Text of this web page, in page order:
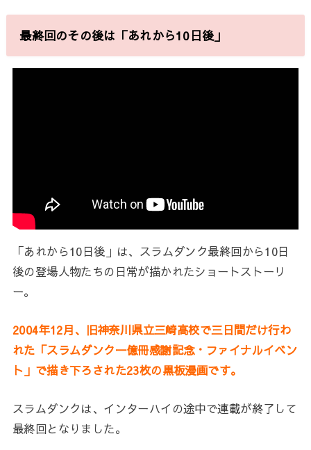
最終回のその後は「あれから10日後」
「あれから10日後」は、スラムダンク最終回から10日
後の登場人物たちの日常が描かれたショートストーリ
ー。
2004年12月、旧神奈川県立三崎高校で三日間だけ行わ
れた「スラムダンク一億冊感謝記念・ファイナルイベン
ト」で描き下ろされた23枚の黒板漫画です。
スラムダンクは、インターハイの途中で連載が終了して
最終回となりました。